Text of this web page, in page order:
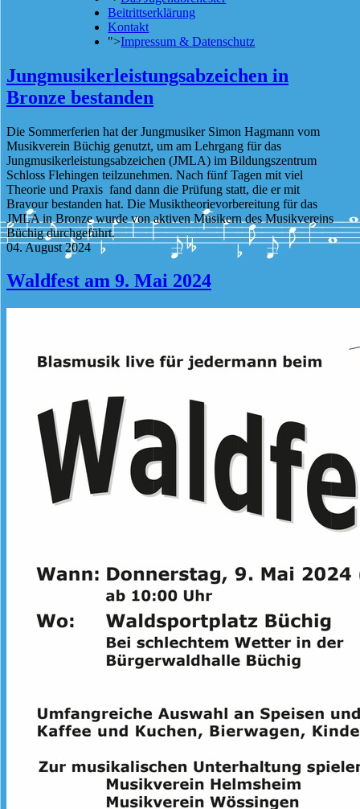
Beitrittserklärung
Kontakt
">Impressum & Datenschutz
Jungmusikerleistungsabzeichen in
Bronze bestanden
Die Sommerferien hat der Jungmusiker Simon Hagmann vom
Musikverein Büchig genutzt, um am Lehrgang für das
Jungmusikerleistungsabzeichen (JMLA) im Bildungszentrum
Schloss Flehingen teilzunehmen. Nach fünf Tagen mit viel
Theorie und Praxis fand dann die Prüfung statt, die er mit
Bravour bestanden hat. Die Musiktheorievorbereitung für das
JMLA in Bronze wurde von aktiven Musikern des Musikvereins
Büchig durchgeführt.
04. August 2024
Waldfest am 9. Mai 2024